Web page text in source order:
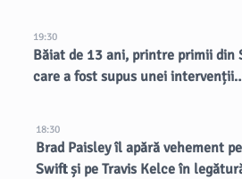
19:30
Băiat de 13 ani, printre primii din
care a fost supus unei intervenții
18:30
Brad Paisley îl apără vehement
Swift și pe Travis Kelce în